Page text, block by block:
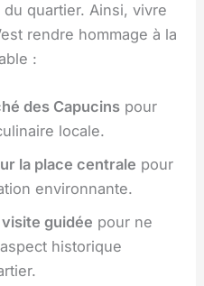
quartier. Ainsi, vivre
rendre hommage à la
:
des Capucinspour
locale.
la place centrale pour
environnante.
guidée pour ne
historique